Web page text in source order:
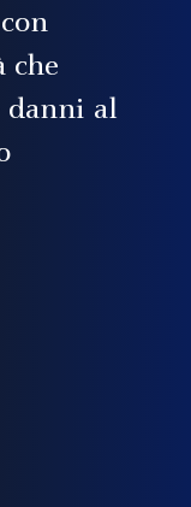
che
danni al